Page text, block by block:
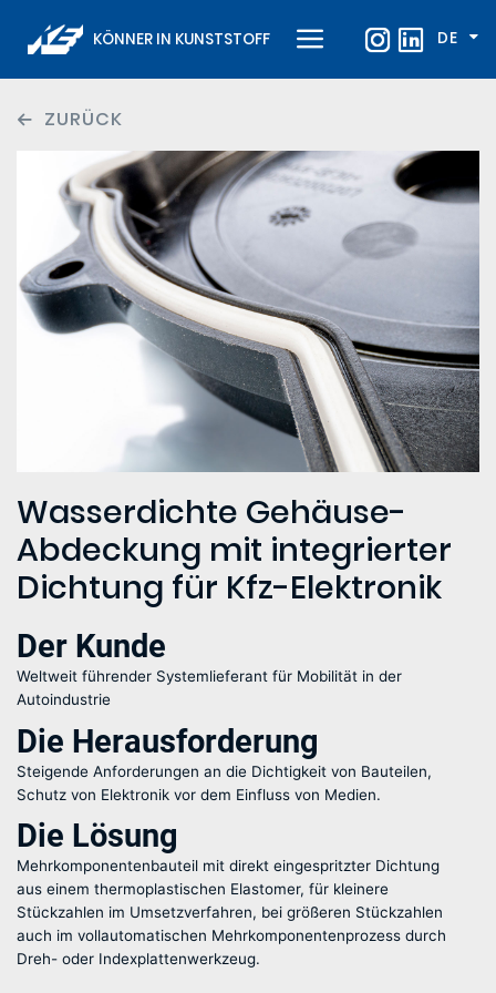
KÖNNER IN KUNSTSTOFF DE
ZURÜCK
Wasserdichte Gehäuse-
Abdeckung mit integrierter
Dichtung für Kfz-Elektronik
Der Kunde
Weltweit führender Systemlieferant für Mobilität in der
Autoindustrie
Die Herausforderung
Steigende Anforderungen an die Dichtigkeit von Bauteilen,
Schutz von Elektronik vor dem Einfluss von Medien.
Die Lösung
Mehrkomponentenbauteil mit direkt eingespritzter Dichtung
aus einem thermoplastischen Elastomer, für kleinere
Stückzahlen im Umsetzverfahren, bei größeren Stückzahlen
auch im vollautomatischen Mehrkomponentenprozess durch
Dreh- oder Indexplattenwerkzeug.